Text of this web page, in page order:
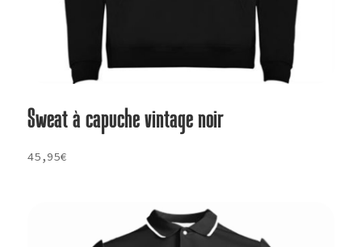
Sweat à capuche vintage noir
45,95€